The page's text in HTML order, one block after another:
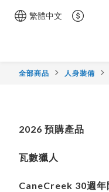
繁體中文
全部商品 人身裝備
2026 預購產品
瓦數獵人
CaneCreek 30週年